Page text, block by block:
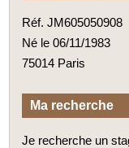
Réf. JM605050908
Né le 06/11/1983
75014 Paris
Ma recherche
Je recherche un